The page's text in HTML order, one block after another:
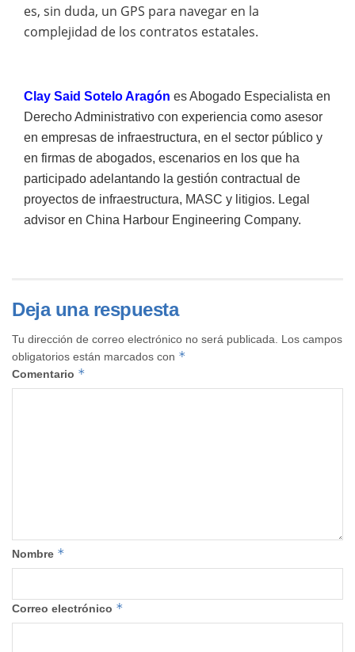
es, sin duda, un GPS para navegar en la
complejidad de los contratos estatales.
Clay Said Sotelo Aragón esAbogado Especialista en
Derecho Administrativo con experiencia como asesor
en empresas de infraestructura, en el sector público y
en firmas de abogados, escenarios en los que ha
participado adelantando la gestión contractual de
proyectos de infraestructura, MASC y litigios. Legal
advisor en China Harbour Engineering Company.
Deja una respuesta
Tu dirección de correo electrónico no será publicada.
Los campos
obligatorios están marcados con *
Comentario *
Nombre *
Correo electrónico *